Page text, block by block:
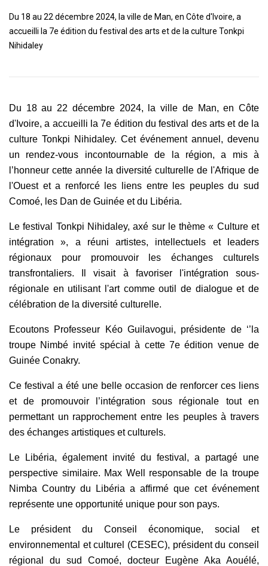
Du 18 au 22 décembre 2024, la ville de Man, en Côte d'Ivoire, a
accueilli la 7e édition du festival des arts et de la culture Tonkpi
Nihidaley
Du 18 au 22 décembre 2024, la ville de Man, en Côte
d'Ivoire, a accueilli la 7e édition du festival des arts et de la
culture Tonkpi Nihidaley. Cet événement annuel, devenu
un rendez-vous incontournable de la région, a mis à
l’honneur cette année la diversité culturelle de l'Afrique de
l'Ouest et a renforcé les liens entre les peuples du sud
Comoé, les Dan de Guinée et du Libéria.
Le festival Tonkpi Nihidaley, axé sur le thème « Culture et
intégration », a réuni artistes, intellectuels et leaders
régionaux pour promouvoir les échanges culturels
transfrontaliers. Il visait à favoriser l'intégration sous-
régionale en utilisant l'art comme outil de dialogue et de
célébration de la diversité culturelle.
Ecoutons Professeur Kéo Guilavogui, présidente de ‘’la
troupe Nimbé invité spécial à cette 7e édition venue de
Guinée Conakry.
Ce festival a été une belle occasion de renforcer ces liens
et de promouvoir l’intégration sous régionale tout en
permettant un rapprochement entre les peuples à travers
des échanges artistiques et culturels.
Le Libéria, également invité du festival, a partagé une
perspective similaire. Max Well responsable de la troupe
Nimba Country du Libéria a affirmé que cet événement
représente une opportunité unique pour son pays.
Le président du Conseil économique, social et
environnemental et culturel (CESEC), président du conseil
régional du sud Comoé, docteur Eugène Aka Aouélé,